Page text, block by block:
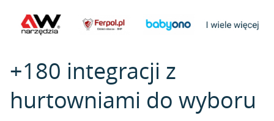
+180 integracji z
hurtowniami do wyboru